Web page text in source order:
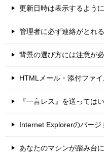
更新日時は表示するよう
管理者に必ず連絡がとれ
背景の選び方には注意が必
HTMLメール・添付ファイ
『一言レス』を送っては
Internet Explorerのバージ
あなたのマシンが踏み台